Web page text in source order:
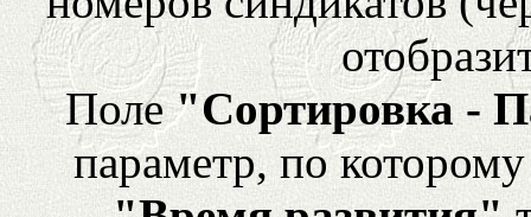
Поле"Сортировка -
параметр, по